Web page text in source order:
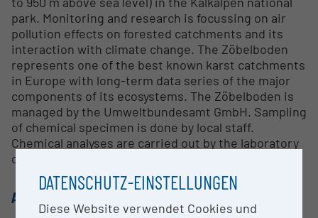
park. Monitoring and research is focussing on air
pollution effects on forested catchments and its
interaction with climate change. The Zöbelboden
represents one of the best known karst catchments
in Europe with long-term data series of the major
components of its ecosystems. The Zöbelboden is
managed by the Umweltbundesamt GmbH. Sampling
of chemical specimen is done by local staff.
Chemical analyses are carried out by the laboratory
of the Umweltbundesamt in Vienna.
ANSPRECHPERSON
DATENSCHUTZ-EINSTELLUNGEN
Diese Website verwendet Cookies und